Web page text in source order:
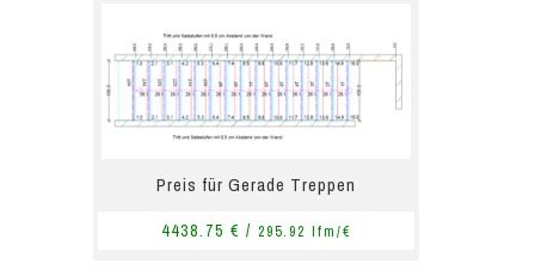
Preis für Gerade Treppen
4438.75 € / 295.92 lfm/€